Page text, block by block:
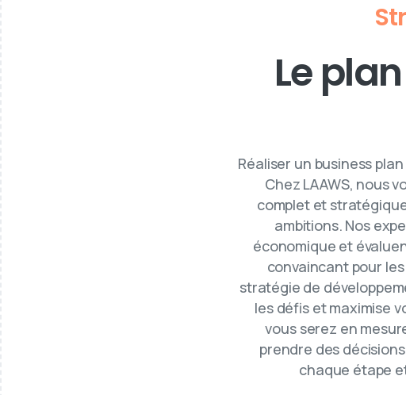
Le
Réaliser un business
Chez LAAWS, nous
complet et
ambitions. Nos
économique et
convaincant pour
stratégie de
les défis et maximise
vous serez en
prendre des
chaque étape